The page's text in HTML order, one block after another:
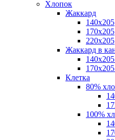
Хлопок
Жаккард
140x205
170х205
220х205
Жаккард в
Клетка
80%
100%